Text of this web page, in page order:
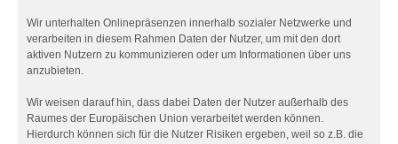
Wir unterhalten Onlinepräsenzen innerhalb sozialer Netzwerke und
verarbeiten in diesem Rahmen Daten der Nutzer, um mit den dort
aktiven Nutzern zu kommunizieren oder um Informationen über uns
anzubieten.
Wir weisen darauf hin, dass dabei Daten der Nutzer außerhalb des
Raumes der Europäischen Union verarbeitet werden können.
Hierdurch können sich für die Nutzer Risiken ergeben, weil so z.B. die